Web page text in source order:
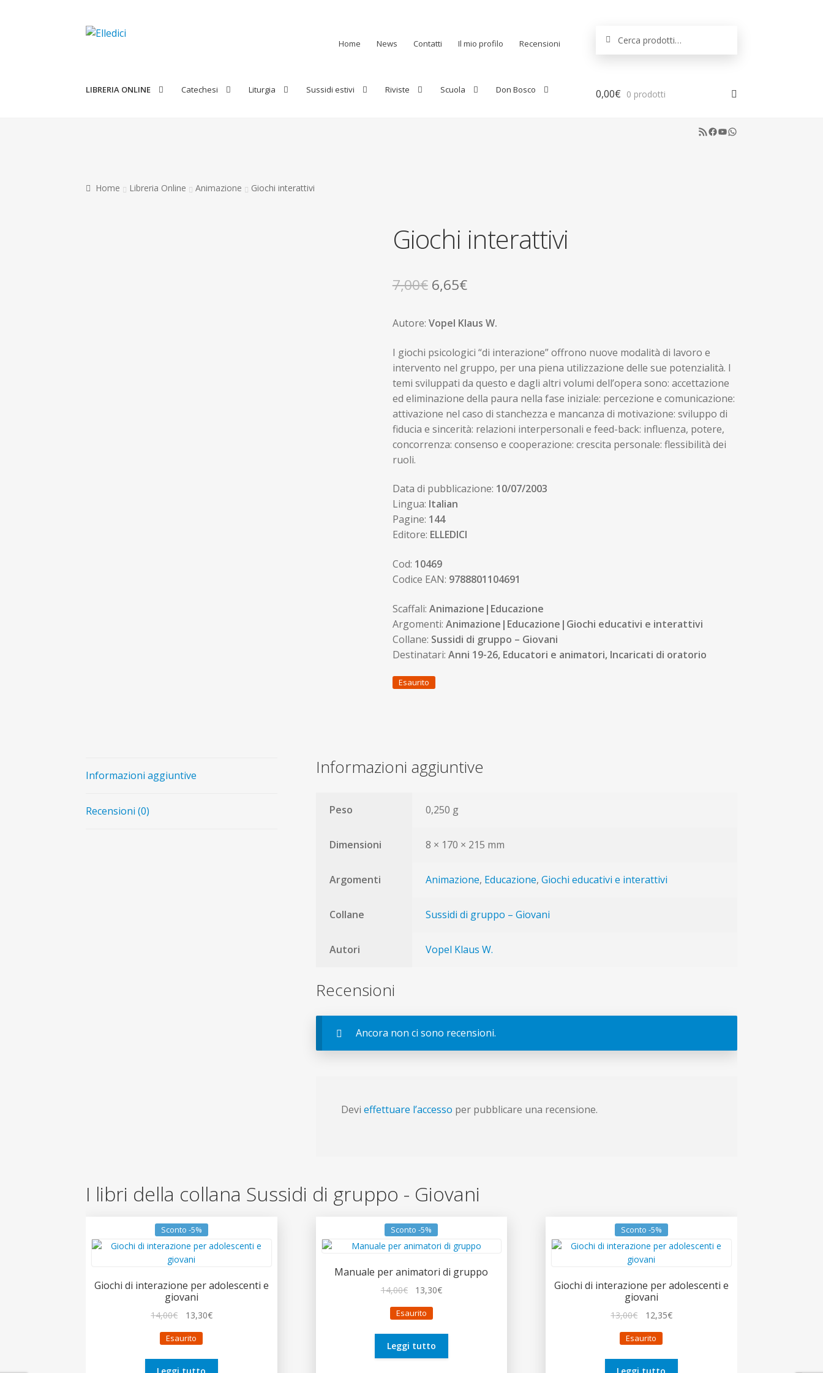
Vai
Vai
Home News Contatti Il mio profilo Recensioni
LIBRERIA ONLINE Catechesi Liturgia Sussidi estivi Riviste Scuola Don Bosco 0,00€ 0 prodotti
RSS Feed
Facebook
YouTube
WhatsApp
Home Libreria Online Animazione Giochi interattivi
Giochi interattivi
7,00€ Il
originale
era:
7,00€.
6,65€Il
attuale
è:
6,65€.
Autore: Vopel Klaus W.
I giochi psicologici “di interazione” offrono nuove modalità di lavoro e
intervento nel gruppo, per una piena utilizzazione delle sue potenzialità. I
temi sviluppati da questo e dagli altri volumi dell’opera sono: accettazione
ed eliminazione della paura nella fase iniziale: percezione e comunicazione:
attivazione nel caso di stanchezza e mancanza di motivazione: sviluppo di
fiducia e sincerità: relazioni interpersonali e feed-back: influenza, potere,
concorrenza: consenso e cooperazione: crescita personale: flessibilità dei
ruoli.
Data di pubblicazione: 10/07/2003
Lingua: Italian
Pagine: 144
Editore: ELLEDICI
Cod: 10469
Codice EAN: 9788801104691
Scaffali: Animazione|Educazione
Argomenti: Animazione|Educazione|Giochi educativi e interattivi
Collane: Sussidi di gruppo – Giovani
Destinatari: Anni 19-26, Educatori e animatori, Incaricati di oratorio
Esaurito
Informazioni aggiuntive
Recensioni (0)
Informazioni aggiuntive
Peso 0,250 g
Dimensioni 8 × 170 × 215 mm
Argomenti Animazione, Educazione,Giochi educativi e interattivi
Collane Sussidi di gruppo – Giovani
Autori Vopel Klaus W.
Recensioni
Ancora non ci sono recensioni.
Devieffettuare l’accesso per pubblicare una recensione.
I libri della collana Sussidi di gruppo - Giovani
Sconto -5%
Giochi di interazione per adolescenti e
giovani
14,00€
originale
14,00€.
13,30€Il
Esaurito
Sconto -5%
Manuale per animatori di gruppo
14,00€
originale
14,00€.
13,30€Il
Esaurito
Leggi tutto
Sconto -5%
Giochi di interazione per adolescenti e
giovani
13,00€
originale
13,00€.
12,35€Il
Esaurito